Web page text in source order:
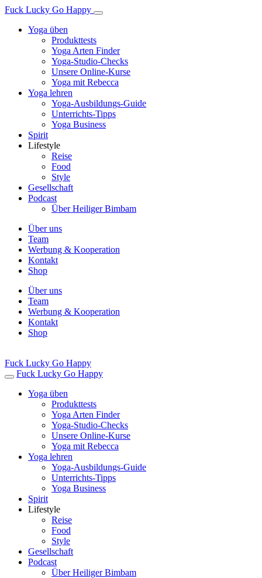
Fuck Lucky Go Happy
Yoga üben
Produkttests
Yoga Arten Finder
Yoga-Studio-Checks
Unsere Online-Kurse
Yoga mit Rebecca
Yoga lehren
Yoga-Ausbildungs-Guide
Unterrichts-Tipps
Yoga Business
Spirit
Lifestyle
Reise
Food
Style
Gesellschaft
Podcast
Über Heiliger Bimbam
Über uns
Team
Werbung & Kooperation
Kontakt
Shop
Über uns
Team
Werbung & Kooperation
Kontakt
Shop
Fuck Lucky Go Happy
Fuck Lucky Go Happy
Yoga üben
Produkttests
Yoga Arten Finder
Yoga-Studio-Checks
Unsere Online-Kurse
Yoga mit Rebecca
Yoga lehren
Yoga-Ausbildungs-Guide
Unterrichts-Tipps
Yoga Business
Spirit
Lifestyle
Reise
Food
Style
Gesellschaft
Podcast
Über Heiliger Bimbam